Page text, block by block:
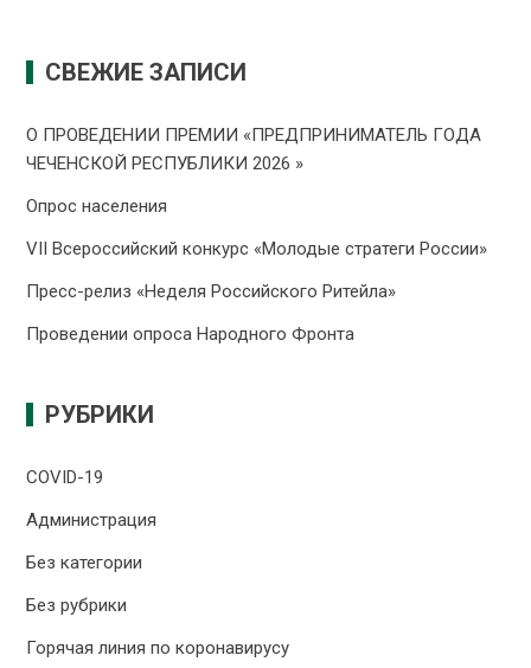
СВЕЖИЕ ЗАПИСИ
О ПРОВЕДЕНИИ ПРЕMИИ «ПРЕДПРИНИМАТЕЛЬ ГОДА
ЧЕЧЕНСКОЙ РЕСПУБЛИКИ 2026 »
Опрос населения
VII Всероссийский конкурс «Молодые стратеги России»
Пресс-релиз «Неделя Российского Ритейла»
Проведении опроса Народного Фронта
РУБРИКИ
COVID-19
Администрация
Без категории
Без рубрики
Горячая линия по коронавирусу